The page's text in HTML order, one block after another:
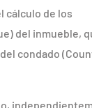
cálculo de los
del inmueble,
condado